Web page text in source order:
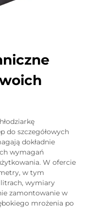
do szczegółowych
dokładnie
wymagań
W ofercie
w tym
wymiary
zamontowanie w
mrożenia po